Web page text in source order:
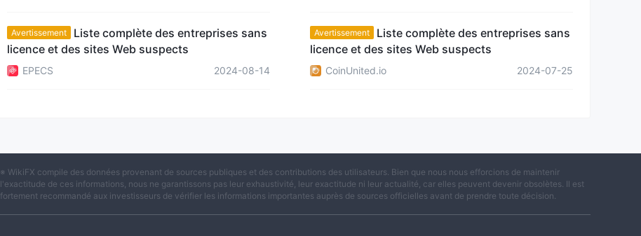
Avertissement
Liste complète des entreprises sans
licence et des sites Web suspects
EPECS 2024-08-14
Avertissement
Liste complète des entreprises sans
licence et des sites Web suspects
CoinUnited.io 2024-07-25
※ WikiFX compile des données provenant de sources publiques et des contributions des utilisateurs. Bien que nous nous efforcions de maintenir
l'exactitude de ces informations, nous ne garantissons pas leur exhaustivité, leur exactitude ni leur actualité, car elles peuvent devenir obsolètes. Il est
fortement recommandé aux investisseurs de vérifier les informations importantes auprès de sources officielles avant de prendre toute décision.